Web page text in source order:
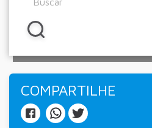
COMPARTILHE